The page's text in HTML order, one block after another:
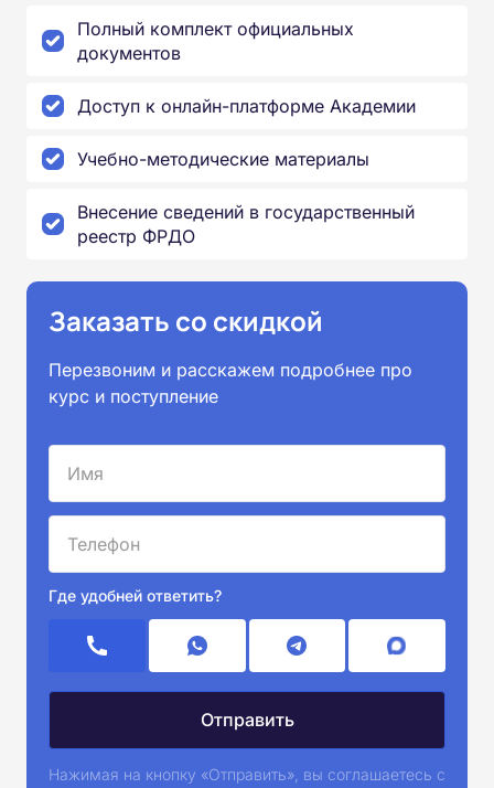
Полный комплект официальных
документов
Доступ к онлайн-платформе Академии
Учебно-методические материалы
Внесение сведений в государственный
реестр ФРДО
Заказать со скидкой
Перезвоним и расскажем подробнее про
курс и поступление
Где удобней ответить?
Нажимая на кнопку «Отправить», вы соглашаетесь с